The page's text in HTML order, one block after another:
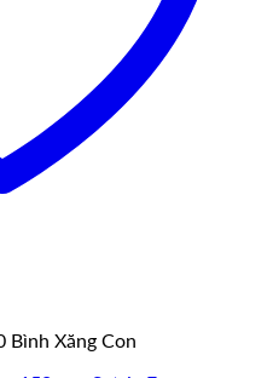
Bình Xăng Con